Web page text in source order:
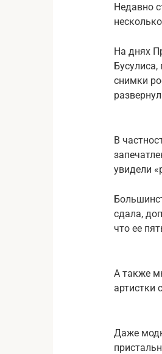
Недавно
На днях
снимки
В
увидели
сдала,
что ее
А также
артистки
Даже